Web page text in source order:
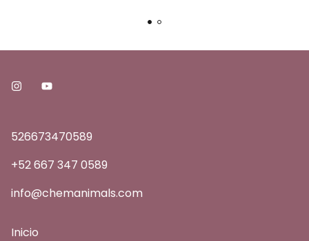
526673470589
+52 667 347 0589
info@chemanimals.com
Inicio